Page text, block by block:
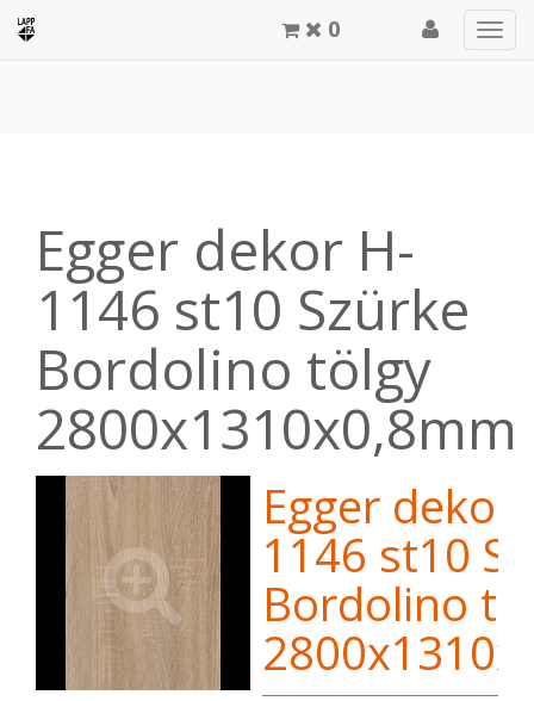
0
Egger dekor H-
1146 st10 Szürke
Bordolino tölgy
2800x1310x0,8mm
Egger dekor
1146 st10
Bordolino